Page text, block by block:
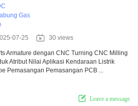
Gas
07-25 30 views
Armature dengan CNC Turning CNC Milling
Atribut Nilai Aplikasi Kendaraan Listrik
Pemasangan Pemasangan PCB ...
Leave a message